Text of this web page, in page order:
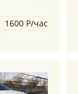
1600 Р/час